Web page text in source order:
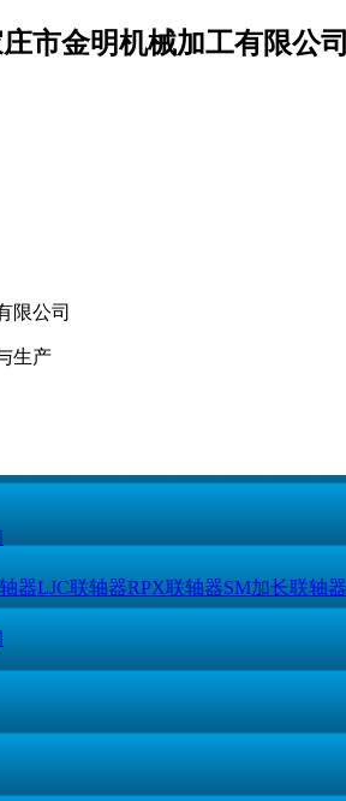
市金明机械加工有限公
限公司
生产
器LJC联轴器RPX联轴器SM加长联轴器